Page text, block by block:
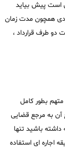
است پیش بیاید
همچون مدت زمان
دو طرف قرارداد ،
متهم بطور کامل
آن به مرجع قضایی
باشید تنها
اجاره ای استفاده